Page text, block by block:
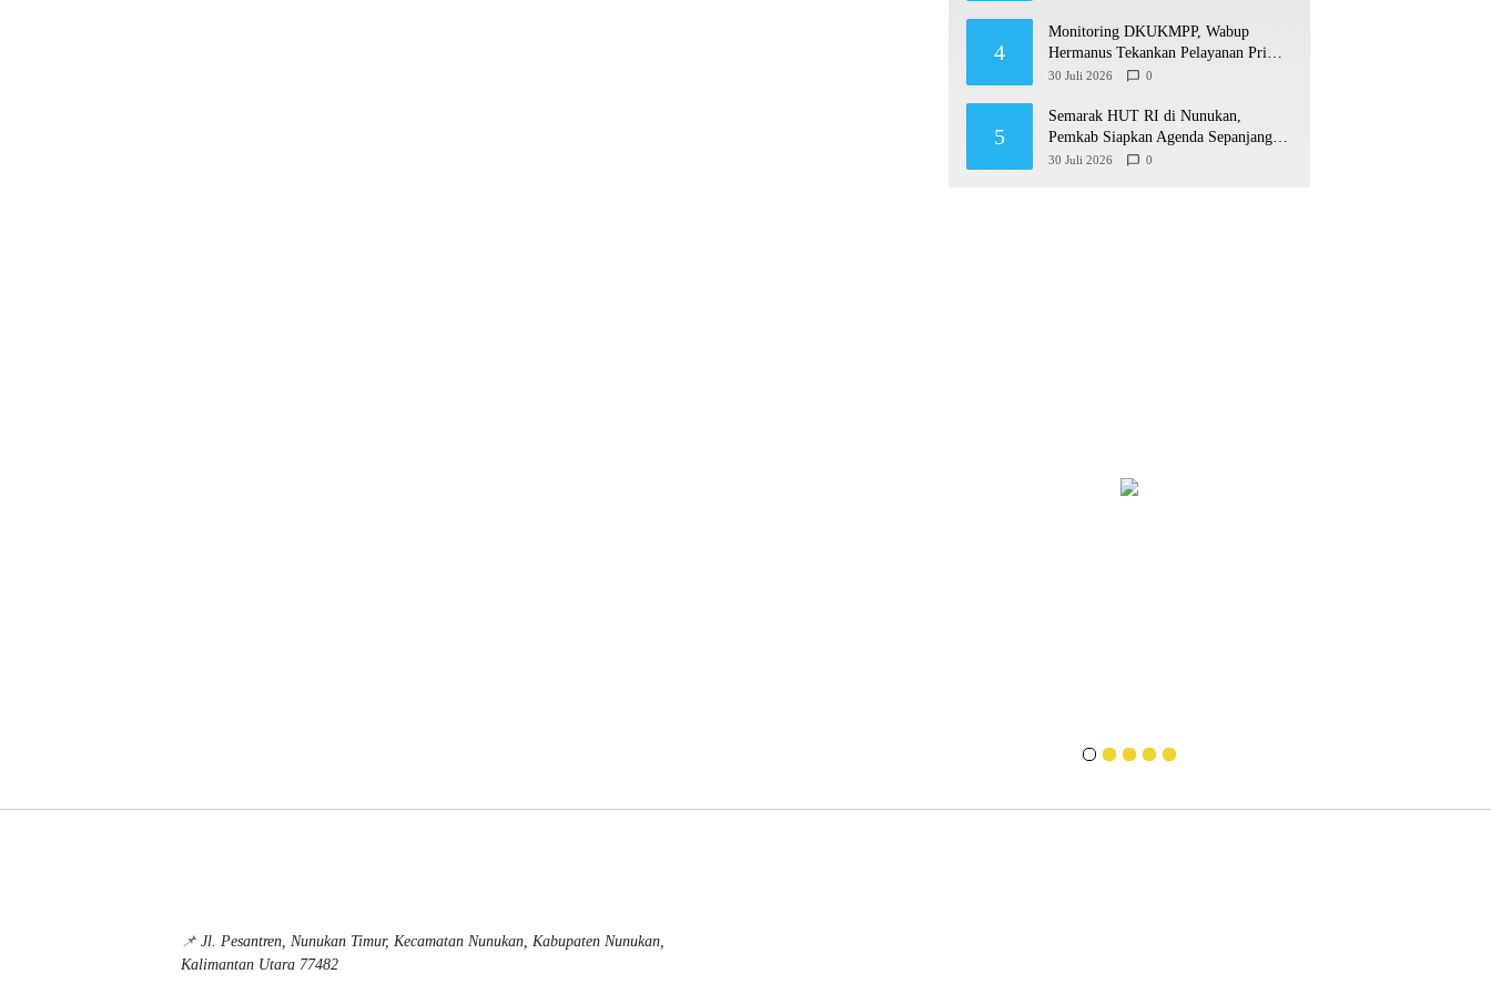
4
Monitoring DKUKMPP, Wabup
Hermanus Tekankan Pelayanan Prima
dan Program Berdampak
30 Juli 2026 0
5
Semarak HUT RI di Nunukan,
Pemkab Siapkan Agenda Sepanjang
Agustusan
30 Juli 2026 0
📌 Jl. Pesantren, Nunukan Timur, Kecamatan Nunukan, Kabupaten Nunukan,
Kalimantan Utara 77482